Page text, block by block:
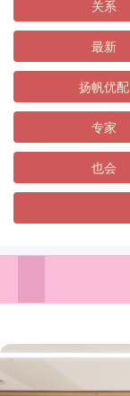
关系
最新
扬帆优配
专家
也会